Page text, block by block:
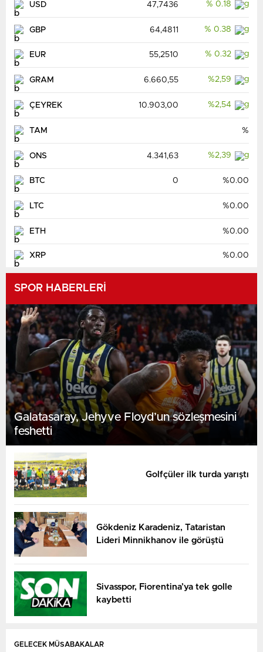
USD 47,7436 % 0.18
GBP 64,4811 % 0.38
EUR 55,2510 % 0.32
GRAM 6.660,55 %2,59
ÇEYREK 10.903,00 %2,54
TAM %
ONS 4.341,63 %2,39
BTC 0 %0.00
LTC %0.00
ETH %0.00
XRP %0.00
SPOR HABERLERİ
Galatasaray, Jehyve Floyd’un sözleşmesini
feshetti
Golfçüler ilk turda yarıştı
Gökdeniz Karadeniz, Tataristan
Lideri Minnikhanov ile görüştü
Sivasspor, Fiorentina’ya tek golle
kaybetti
GELECEK MÜSABAKALAR